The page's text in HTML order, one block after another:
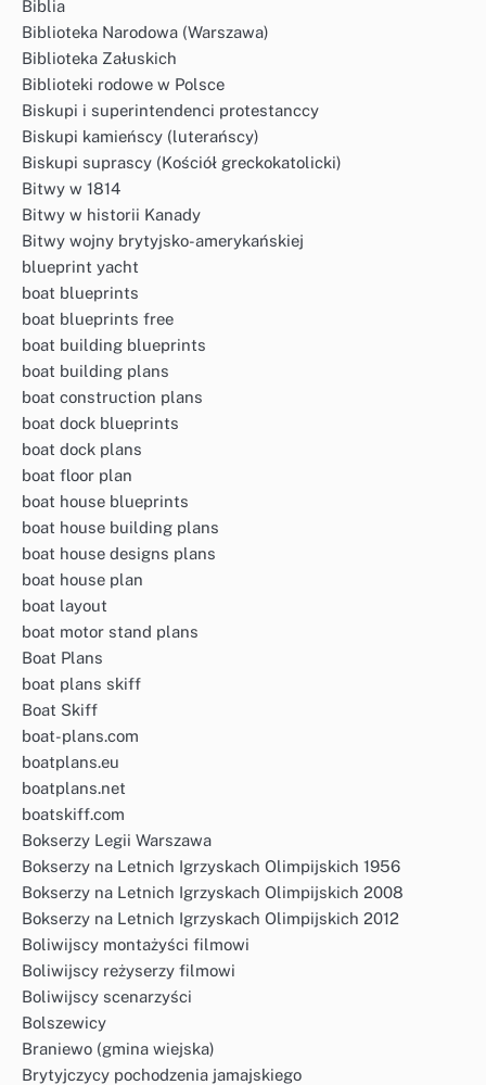
Biblia
Biblioteka Narodowa (Warszawa)
Biblioteka Załuskich
Biblioteki rodowe w Polsce
Biskupi i superintendenci protestanccy
Biskupi kamieńscy (luterańscy)
Biskupi suprascy (Kościół greckokatolicki)
Bitwy w 1814
Bitwy w historii Kanady
Bitwy wojny brytyjsko-amerykańskiej
blueprint yacht
boat blueprints
boat blueprints free
boat building blueprints
boat building plans
boat construction plans
boat dock blueprints
boat dock plans
boat floor plan
boat house blueprints
boat house building plans
boat house designs plans
boat house plan
boat layout
boat motor stand plans
Boat Plans
boat plans skiff
Boat Skiff
boat-plans.com
boatplans.eu
boatplans.net
boatskiff.com
Bokserzy Legii Warszawa
Bokserzy na Letnich Igrzyskach Olimpijskich 1956
Bokserzy na Letnich Igrzyskach Olimpijskich 2008
Bokserzy na Letnich Igrzyskach Olimpijskich 2012
Boliwijscy montażyści filmowi
Boliwijscy reżyserzy filmowi
Boliwijscy scenarzyści
Bolszewicy
Braniewo (gmina wiejska)
Brytyjczycy pochodzenia jamajskiego